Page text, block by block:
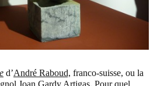
d’André Raboud, franco-suisse, ou la
Joan Gardy Artigas. Pour quel